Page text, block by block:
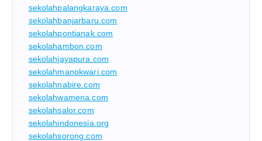
sekolahpalangkaraya.com
sekolahbanjarbaru.com
sekolahpontianak.com
sekolahambon.com
sekolahjayapura.com
sekolahmanokwari.com
sekolahnabire.com
sekolahwamena.com
sekolahsalor.com
sekolahindonesia.org
sekolahsorong.com